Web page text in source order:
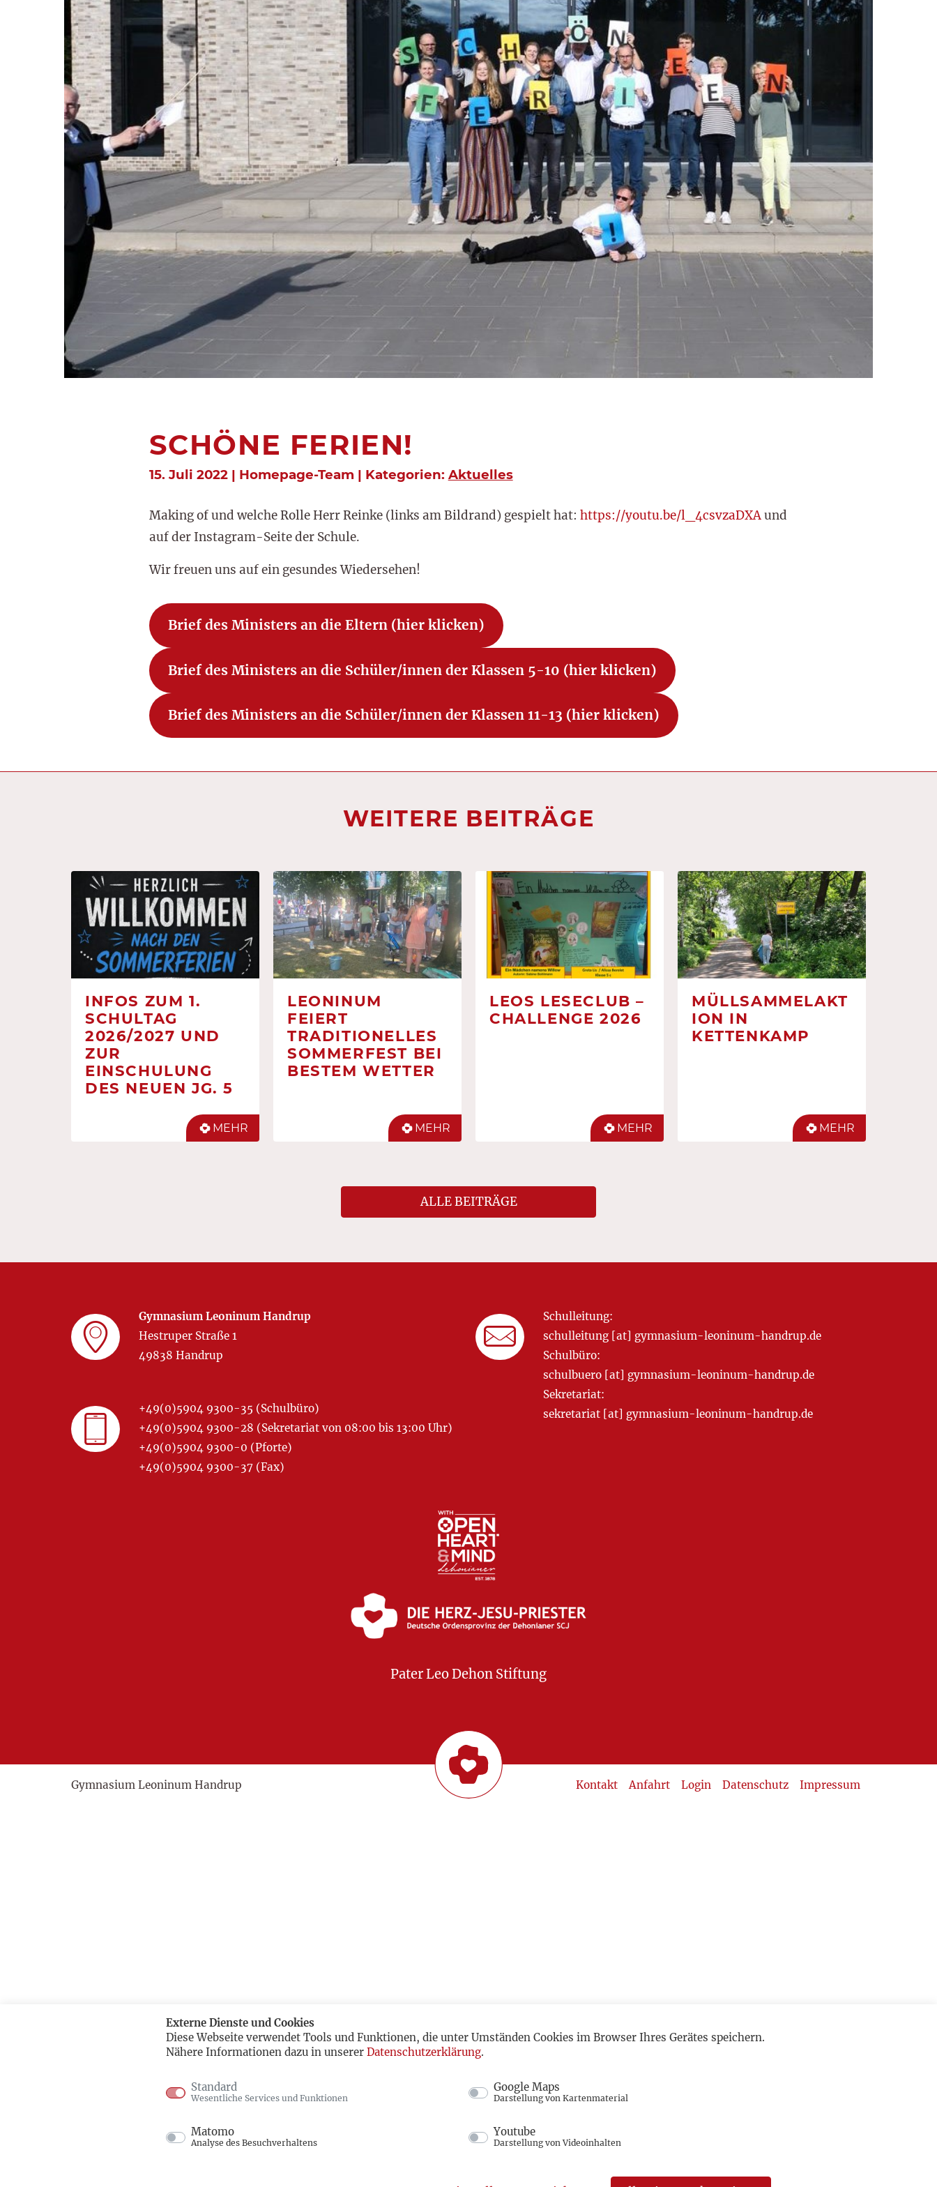
SCHÖNE FERIEN!
15. Juli 2022 | Homepage-Team | Kategorien: Aktuelles
Making of und welche Rolle Herr Reinke (links am Bildrand) gespielt hat: https://youtu.be/l_4csvzaDXAund
auf der Instagram-Seite der Schule.
Wir freuen uns auf ein gesundes Wiedersehen!
Brief des Ministers an die Eltern (hier klicken)
Brief des Ministers an die Schüler/innen der Klassen 5-10 (hier klicken)
Brief des Ministers an die Schüler/innen der Klassen 11-13 (hier klicken)
WEITERE BEITRÄGE
INFOS ZUM 1.
SCHULTAG
2026/2027 UND
ZUR
EINSCHULUNG
DES NEUEN JG. 5
MEHR
LEONINUM
FEIERT
TRADITIONELLES
SOMMERFEST BEI
BESTEM WETTER
MEHR
LEOS LESECLUB –
CHALLENGE 2026
MEHR
MÜLLSAMMELAKT
ION IN
KETTENKAMP
MEHR
ALLE BEITRÄGE
Gymnasium Leoninum Handrup
Hestruper Straße 1
49838 Handrup
+49(0)5904 9300-35 (Schulbüro)
+49(0)5904 9300-28 (Sekretariat von 08:00 bis 13:00 Uhr)
+49(0)5904 9300-0 (Pforte)
+49(0)5904 9300-37 (Fax)
Schulleitung:
schulleitung [at] gymnasium-leoninum-handrup.de
Schulbüro:
schulbuero [at] gymnasium-leoninum-handrup.de
Sekretariat:
sekretariat [at] gymnasium-leoninum-handrup.de
Pater Leo Dehon Stiftung
Kontakt Anfahrt Login Datenschutz Impressum
Gymnasium Leoninum Handrup
Externe Dienste und Cookies
Diese Webseite verwendet Tools und Funktionen, die unter Umständen Cookies im Browser Ihres Gerätes speichern.
Nähere Informationen dazu in unserer Datenschutzerklärung.
Standard
Wesentliche Services und Funktionen
Google Maps
Darstellung von Kartenmaterial
Matomo
Analyse des Besuchverhaltens
Youtube
Darstellung von Videoinhalten